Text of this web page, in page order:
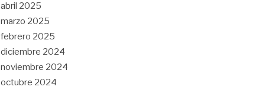
abril 2025
marzo 2025
febrero 2025
diciembre 2024
noviembre 2024
octubre 2024